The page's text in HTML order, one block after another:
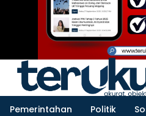
Pemerintahan Politik